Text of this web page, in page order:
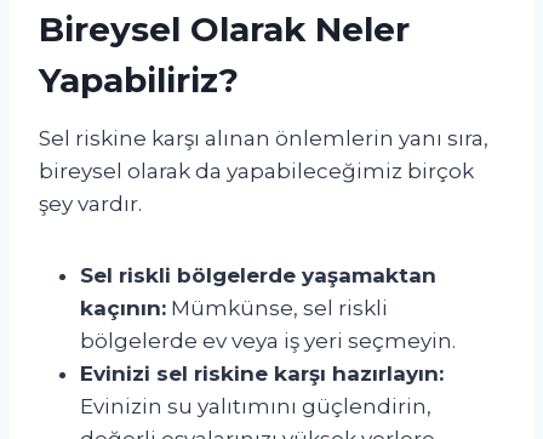
Bireysel Olarak Neler
Yapabiliriz?
Sel riskine karşı alınan önlemlerin yanı sıra,
bireysel olarak da yapabileceğimiz birçok
şey vardır.
Sel riskli bölgelerde yaşamaktan
kaçının: Mümkünse, sel riskli
bölgelerde ev veya iş yeri seçmeyin.
Evinizi sel riskine karşı hazırlayın:
Evinizin su yalıtımını güçlendirin,